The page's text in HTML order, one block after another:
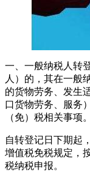
一、一般纳税人转
人）的，其在一般
的货物劳务、发生
口货物劳务、服务
（免）税相关事项。
自转登记日下期起
增值税免税规定，
税纳税申报。